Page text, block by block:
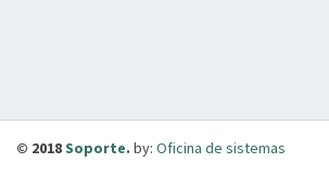
© 2018Soporte. by: Oficina de sistemas